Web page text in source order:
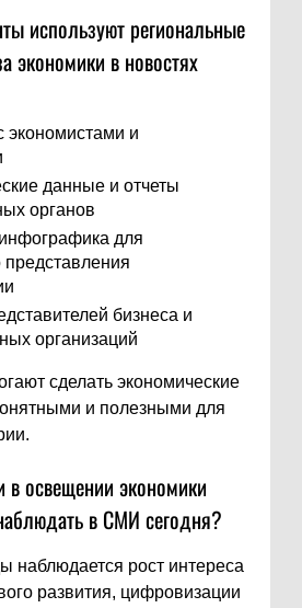
используют региональные
экономики в новостях
экономистами и
данные и отчеты
органов
для
представления
бизнеса и
организаций
сделать экономические
и полезными для
в освещении экономики
в СМИ сегодня?
наблюдается рост интереса
развития, цифровизации